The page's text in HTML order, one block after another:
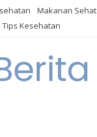
Makanan Sehat
Tips Kesehatan